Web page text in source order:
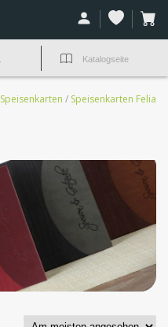
Speisenkarten / Speisenkarten Felia